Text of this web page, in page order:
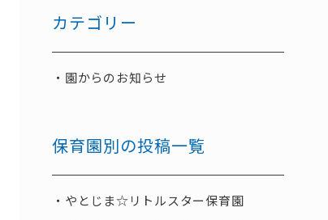
カテゴリー
園からのお知らせ
保育園別の投稿一覧
やとじま☆リトルスター保育園